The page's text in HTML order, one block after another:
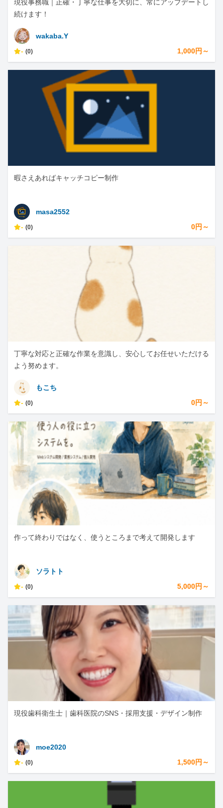
現役事務職｜正確・丁寧な仕事を大切に、常にアップデートし
続けます！
wakaba.Y
- (0) 1,000円～
暇さえあればキャッチコピー制作
masa2552
- (0) 0円～
丁寧な対応と正確な作業を意識し、安心してお任せいただける
よう努めます。
もこち
- (0) 0円～
作って終わりではなく、使うところまで考えて開発します
ソラトト
- (0) 5,000円～
現役歯科衛生士｜歯科医院のSNS・採用支援・デザイン制作
moe2020
- (0) 1,500円～